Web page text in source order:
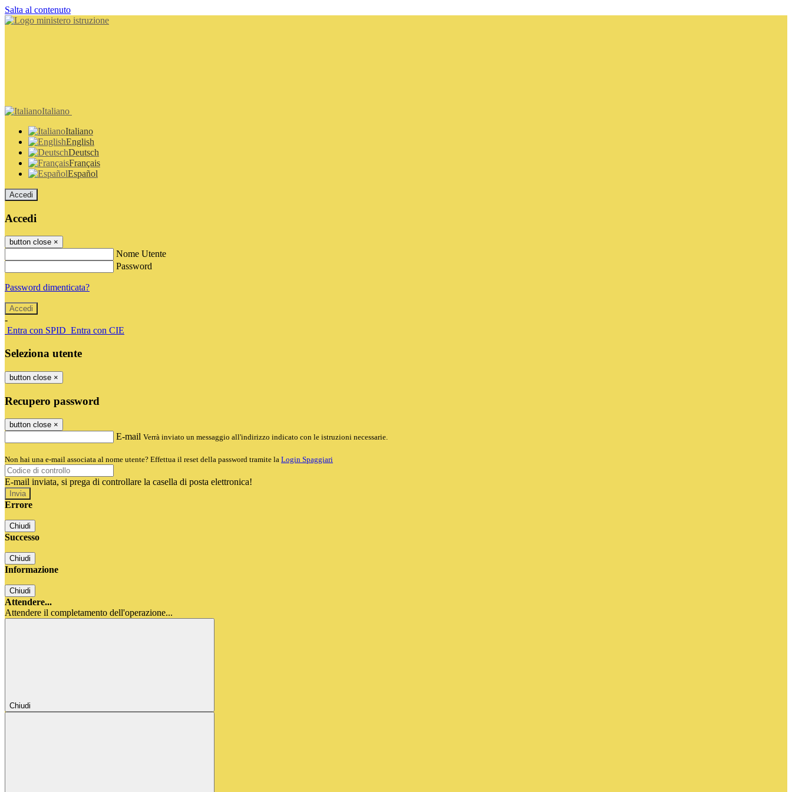
Salta al contenuto
Italiano
Italiano
English
Deutsch
Français
Español
Accedi
Accedi
button close ×
Nome Utente
Password
Password dimenticata?
-
Entra con SPID Entra con CIE
Seleziona utente
button close ×
Recupero password
button close ×
E-mail Verrà inviato un messaggio all'indirizzo indicato con le istruzioni necessarie.
Non hai una e-mail associata al nome utente? Effettua il reset della password tramite la Login Spaggiari
E-mail inviata, si prega di controllare la casella di posta elettronica!
Errore
Chiudi
Successo
Chiudi
Informazione
Chiudi
Attendere...
Attendere il completamento dell'operazione...
Chiudi